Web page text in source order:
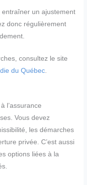
un ajustement
donc régulièrement
consultez le site
du Québec.
l’assurance
Vous devez
les démarches
privée. C’est aussi
options liées à la